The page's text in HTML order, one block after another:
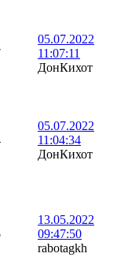
05.07.2022
11:07:11
ДонКихот
05.07.2022
11:04:34
ДонКихот
13.05.2022
09:47:50
rabotagkh